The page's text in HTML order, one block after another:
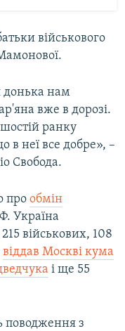
військового
донька нам
вже в дорозі.
ранку
в неї все добре», –
Свобода.
про обмін
Україна
військових, 108
віддав Москві кума
і ще 55
поводження з